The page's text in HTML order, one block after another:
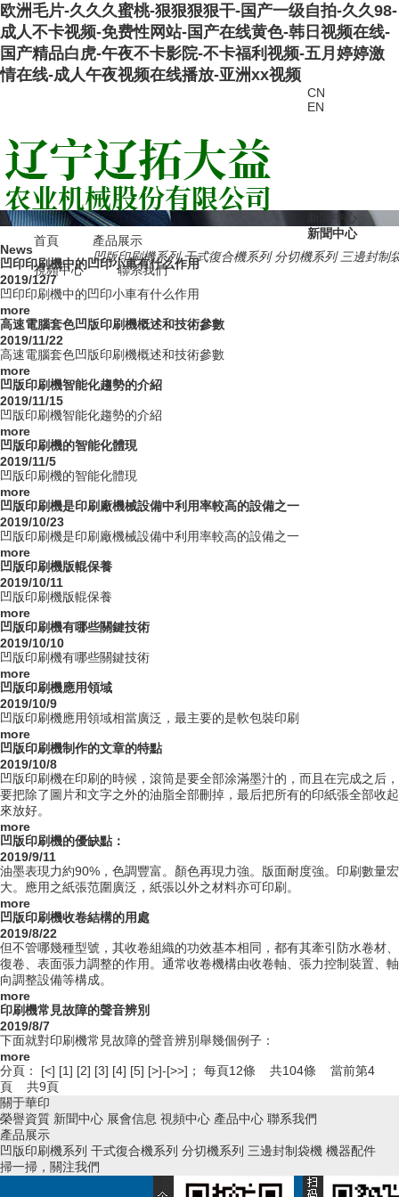
欧洲毛片-久久久蜜桃-狠狠狠狠干-国产一级自拍-久久98-
成人不卡视频-免费性网站-国产在线黄色-韩日视频在线-
国产精品白虎-午夜不卡影院-不卡福利视频-五月婷婷激
情在线-成人午夜视频在线播放-亚洲xx视频
CN
EN
首頁
產品展示
凹版印刷機系列 干式復合機系列 分切機系列 三邊封制
視頻中心
聯系我們
新聞中心
新聞中心
News
凹印印刷機中的凹印小車有什么作用
2019/12/7
凹印印刷機中的凹印小車有什么作用
more
高速電腦套色凹版印刷機概述和技術參數
2019/11/22
高速電腦套色凹版印刷機概述和技術參數
more
凹版印刷機智能化趨勢的介紹
2019/11/15
凹版印刷機智能化趨勢的介紹
more
凹版印刷機的智能化體現
2019/11/5
凹版印刷機的智能化體現
more
凹版印刷機是印刷廠機械設備中利用率較高的設備之一
2019/10/23
凹版印刷機是印刷廠機械設備中利用率較高的設備之一
more
凹版印刷機版輥保養
2019/10/11
凹版印刷機版輥保養
more
凹版印刷機有哪些關鍵技術
2019/10/10
凹版印刷機有哪些關鍵技術
more
凹版印刷機應用領域
2019/10/9
凹版印刷機應用領域相當廣泛，最主要的是軟包裝印刷
more
凹版印刷機制作的文章的特點
2019/10/8
凹版印刷機在印刷的時候，滾筒是要全部涂滿墨汁的，而且在完成之后，
要把除了圖片和文字之外的油脂全部刪掉，最后把所有的印紙張全部收起
來放好。
more
凹版印刷機的優缺點：
2019/9/11
油墨表現力約90%，色調豐富。顏色再現力強。版面耐度強。印刷數量宏
大。應用之紙張范圍廣泛，紙張以外之材料亦可印刷。
more
凹版印刷機收卷結構的用處
2019/8/22
但不管哪幾種型號，其收卷組織的功效基本相同，都有其牽引防水卷材、
復卷、表面張力調整的作用。通常收卷機構由收卷軸、張力控制裝置、軸
向調整設備等構成。
more
印刷機常見故障的聲音辨別
2019/8/7
下面就對印刷機常見故障的聲音辨別舉幾個例子：
more
分頁： [<] [1] [2] [3] [4] [5] [>]-[>>] ； 每頁12條 共104條 當前第4
頁 共9頁
關于華印
榮譽資質 新聞中心 展會信息 視頻中心 產品中心 聯系我們
產品展示
凹版印刷機系列 干式復合機系列 分切機系列 三邊封制袋機 機器配件
掃一掃，關注我們